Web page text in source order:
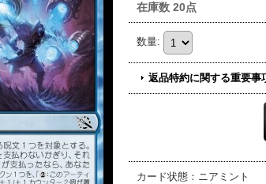
在庫数 20点
数量:
返品特約に関する重要事
カード状態：ニアミント